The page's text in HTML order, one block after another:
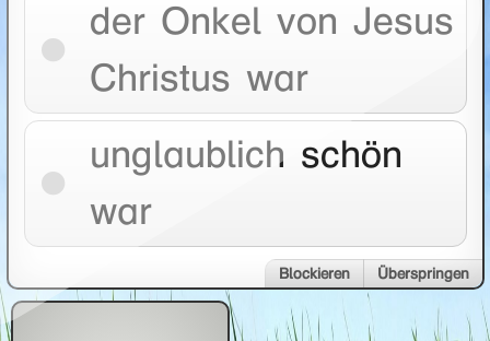
der Onkel von Jesus
Christus war
unglaublich schön
war
Blockieren Überspringen